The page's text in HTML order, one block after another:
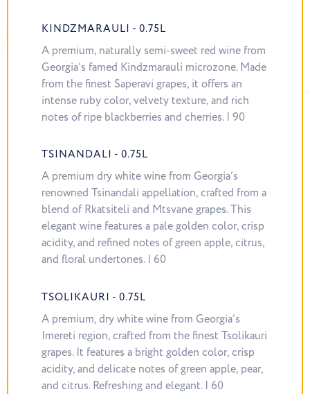
KINDZMARAULI - 0.75L
A premium, naturally semi-sweet red wine from
Georgia’s famed Kindzmarauli microzone. Made
from the finest Saperavi grapes, it offers an
intense ruby color, velvety texture, and rich
notes of ripe blackberries and cherries. | 90
TSINANDALI - 0.75L
A premium dry white wine from Georgia’s
renowned Tsinandali appellation, crafted from a
blend of Rkatsiteli and Mtsvane grapes. This
elegant wine features a pale golden color, crisp
acidity, and refined notes of green apple, citrus,
and floral undertones. | 60
TSOLIKAURI - 0.75L
A premium, dry white wine from Georgia’s
Imereti region, crafted from the finest Tsolikauri
grapes. It features a bright golden color, crisp
acidity, and delicate notes of green apple, pear,
and citrus. Refreshing and elegant. | 60